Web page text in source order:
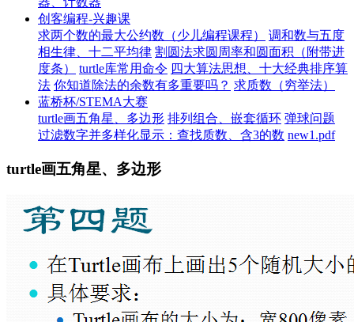
创客编程-兴趣课
求两个数的最大公约数（少儿编程课程）
调和数与五度
相生律、十二平均律 割圆法求圆周率和圆面积（附带进
度条）
turtle库常用命令 四大算法思想、十大经典排序算
法 你知道除法的余数有多重要吗？ 求质数（穷举法）
蓝桥杯/STEMA大赛
turtle画五角星、多边形 排列组合、嵌套循环 弹球问题
过滤数字并多样化显示：查找质数、含3的数 new1.pdf
turtle画五角星、多边形